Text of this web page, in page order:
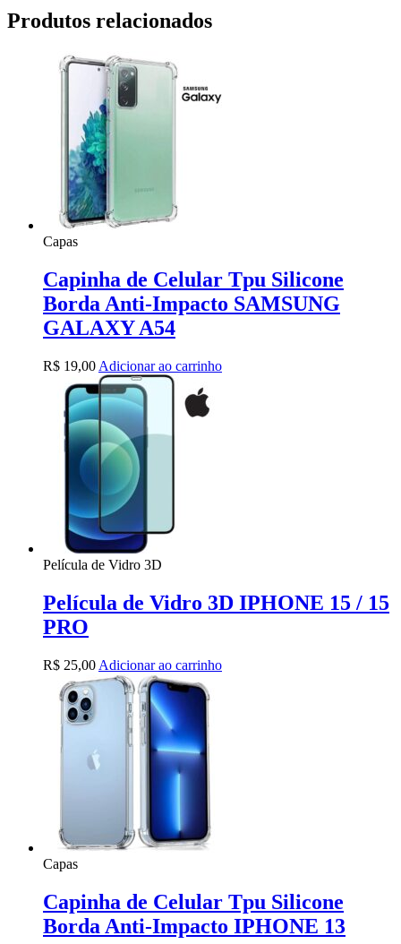
Produtos relacionados
Capas
Capinha de Celular Tpu Silicone
Borda Anti-Impacto SAMSUNG
GALAXY A54
R$ 19,00 Adicionar ao carrinho
Película de Vidro 3D
Película de Vidro 3D IPHONE 15 / 15
PRO
R$ 25,00 Adicionar ao carrinho
Capas
Capinha de Celular Tpu Silicone
Borda Anti-Impacto IPHONE 13